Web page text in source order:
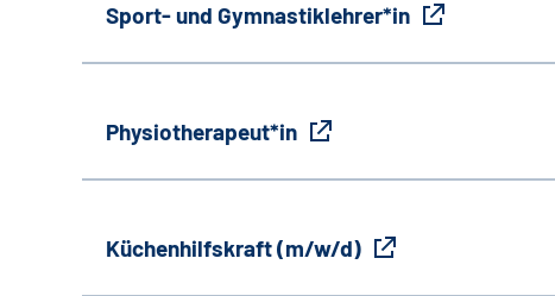
Sport- und Gymnastiklehrer*in
Physiotherapeut*in
Küchenhilfskraft (m/w/d)